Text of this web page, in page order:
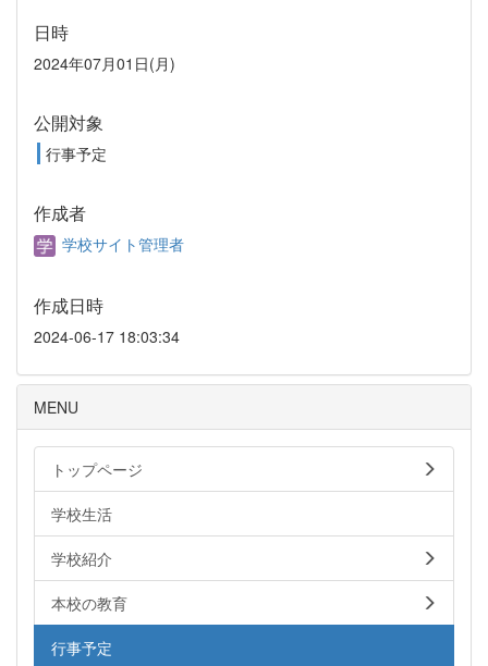
日時
2024年07月01日(月)
公開対象
行事予定
作成者
学校サイト管理者
作成日時
2024-06-17 18:03:34
MENU
トップページ
学校生活
学校紹介
本校の教育
行事予定